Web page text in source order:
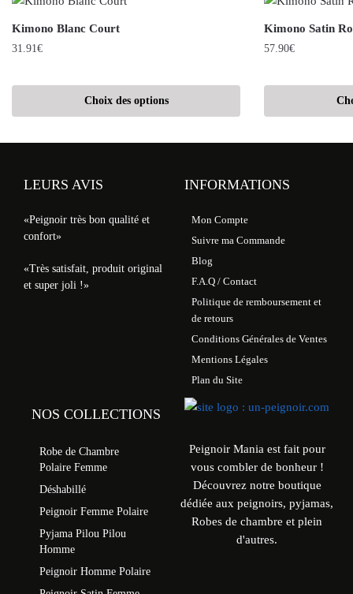
Kimono Blanc Court
31.91 €
Choix des options
Kimono Satin
57.90€
LEURS AVIS
«Peignoir très bon qualité et
confort»
«Très satisfait, produit original
et super joli !»
INFORMATIONS
Mon Compte
Suivre ma Commande
Blog
F.A.Q / Contact
Politique de remboursement et
de retours
Conditions Générales de Ventes
Mentions Légales
Plan du Site
NOS COLLECTIONS
Robe de Chambre
Polaire Femme
Déshabillé
Peignoir Femme Polaire
Pyjama Pilou Pilou
Homme
Peignoir Homme Polaire
Peignoir Mania est fait pour
vous combler de bonheur !
Découvrez notre boutique
dédiée aux peignoirs, pyjamas,
Robes de chambre et plein
d'autres.